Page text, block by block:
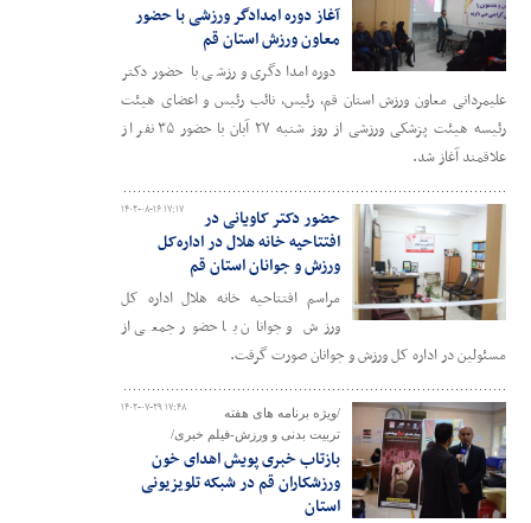
آغاز دوره امدادگر ورزشی با حضور
معاون ورزش استان قم
دوره امدادگری ورزشی با حضور دکتر
علیمردانی معاون ورزش استان قم، رئیس، نائب رئیس و اعضای هیئت
رئیسه هیئت پزشکی ورزشی از روز شنبه ۲۷ آبان با حضور ۳۵ نفر از
علاقمند آغاز شد.
۱۴۰۲-۰۸-۱۶ ۱۷:۱۷
حضور دکتر کاویانی در
افتتاحیه خانه هلال در اداره‌کل
ورزش و جوانان استان قم
مراسم افتتاحیه خانه هلال اداره کل
ورزش و جوانان با حضور جمعی از
مسئولین در اداره کل ورزش و جوانان صورت گرفت.
۱۴۰۲-۰۷-۲۹ ۱۷:۴۸
/ویژه برنامه های هفته
تربیت بدنی و ورزش-فیلم خبری/
بازتاب خبری پویش اهدای خون
ورزشکاران قم در شبکه تلویزیونی
استان